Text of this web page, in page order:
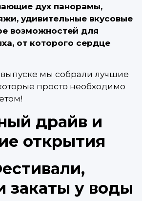
дух панорамы,
удивительные вкусовые
возможностей для
от которого сердце
мы собрали лучшие
просто необходимо
драйв и
открытия
закаты у воды